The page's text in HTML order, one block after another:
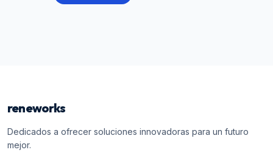
reneworks
Dedicados a ofrecer soluciones innovadoras para un futuro
mejor.